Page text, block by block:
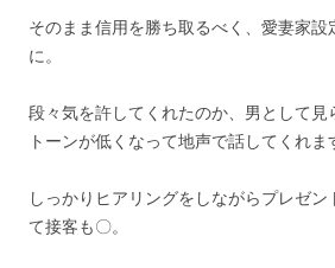
そのまま信用を勝ち取るべく、愛妻家設
に。
段々気を許してくれたのか、男として
トーンが低くなって地声で話してくれま
しっかりヒアリングをしながらプレゼ
て接客も〇。